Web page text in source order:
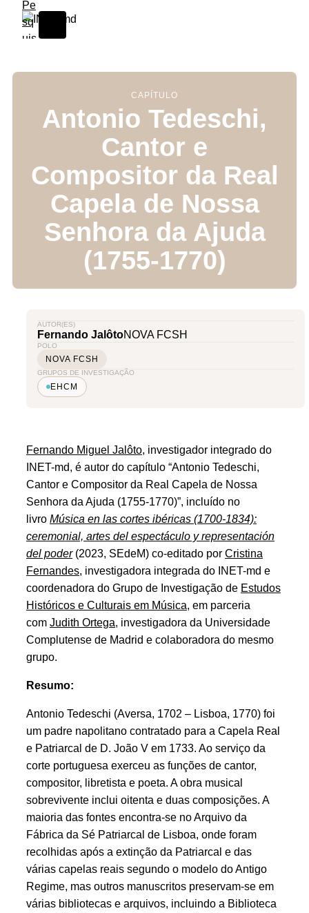
CAPÍTULO
Antonio Tedeschi,
Cantor e
Compositor da Real
Capela de Nossa
Senhora da Ajuda
(1755-1770)
AUTOR(ES)
Fernando JalôtoNOVA FCSH
POLO
NOVA FCSH
GRUPOS DE INVESTIGAÇÃO
EHCM
Fernando Miguel Jalôto, investigador integrado do
INET-md, é autor do capítulo “Antonio Tedeschi,
Cantor e Compositor da Real Capela de Nossa
Senhora da Ajuda (1755-1770)”, incluído no
livro Música en las cortes ibéricas (1700-1834):
ceremonial, artes del espectáculo y representación
del poder(2023, SEdeM) co-editado por Cristina
Fernandes, investigadora integrada do INET-md e
coordenadora do Grupo de Investigação de Estudos
Históricos e Culturais em Música, em parceria
com Judith Ortega, investigadora da Universidade
Complutense de Madrid e colaboradora do mesmo
grupo.
Resumo:
Antonio Tedeschi (Aversa, 1702 – Lisboa, 1770) foi
um padre napolitano contratado para a Capela Real
e Patriarcal de D. João V em 1733. Ao serviço da
corte portuguesa exerceu as funções de cantor,
compositor, libretista e poeta. A obra musical
sobrevivente inclui oitenta e duas composições. A
maioria das fontes encontra-se no Arquivo da
Fábrica da Sé Patriarcal de Lisboa, onde foram
recolhidas após a extinção da Patriarcal e das
várias capelas reais segundo o modelo do Antigo
Regime, mas outros manuscritos preservam-se em
várias bibliotecas e arquivos, incluindo a Biblioteca